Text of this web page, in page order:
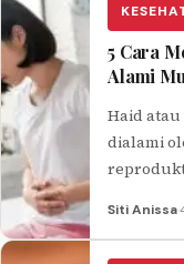
5 Cara
Alami
Haid
dialami
Siti Anissa·